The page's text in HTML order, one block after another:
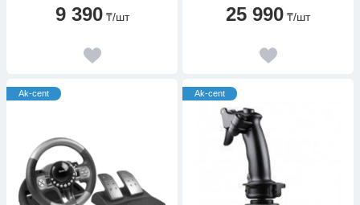
9 390 ₸/шт 25 990 ₸/шт
Ak-cent Ak-cent